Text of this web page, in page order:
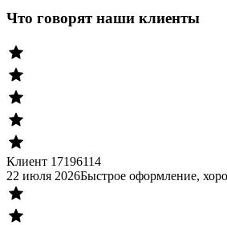
Что говорят наши клиенты
Клиент 17196114
22 июля 2026Быстрое оформление,